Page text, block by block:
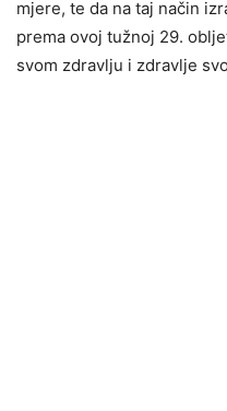
mjere, te da na taj način
prema ovoj tužnoj 29.
svom zdravlju i zdravlje